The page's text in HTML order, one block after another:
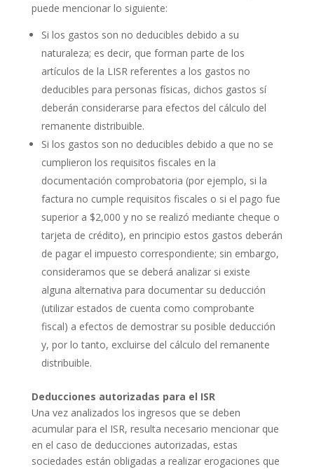
puede mencionar lo siguiente:
Si los gastos son no deducibles debido a su
naturaleza; es decir, que forman parte de los
artículos de la LISR referentes a los gastos no
deducibles para personas físicas, dichos gastos sí
deberán considerarse para efectos del cálculo del
remanente distribuible.
Si los gastos son no deducibles debido a que no se
cumplieron los requisitos fiscales en la
documentación comprobatoria (por ejemplo, si la
factura no cumple requisitos fiscales o si el pago fue
superior a $2,000 y no se realizó mediante cheque o
tarjeta de crédito), en principio estos gastos deberán
de pagar el impuesto correspondiente; sin embargo,
consideramos que se deberá analizar si existe
alguna alternativa para documentar su deducción
(utilizar estados de cuenta como comprobante
fiscal) a efectos de demostrar su posible deducción
y, por lo tanto, excluirse del cálculo del remanente
distribuible.
Deducciones autorizadas para el ISR
Una vez analizados los ingresos que se deben
acumular para el ISR, resulta necesario mencionar que
en el caso de deducciones autorizadas, estas
sociedades están obligadas a realizar erogaciones que